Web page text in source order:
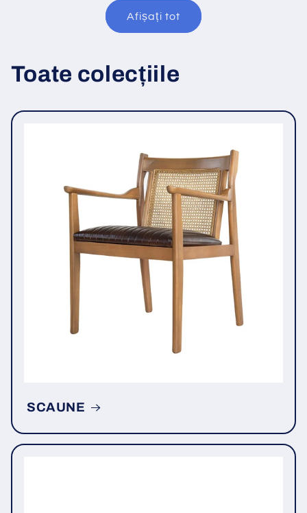
Afișați tot
Toate colecțiile
SCAUNE